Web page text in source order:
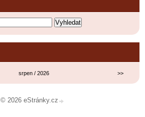
srpen / 2026 >>
© 2026 eStránky.cz